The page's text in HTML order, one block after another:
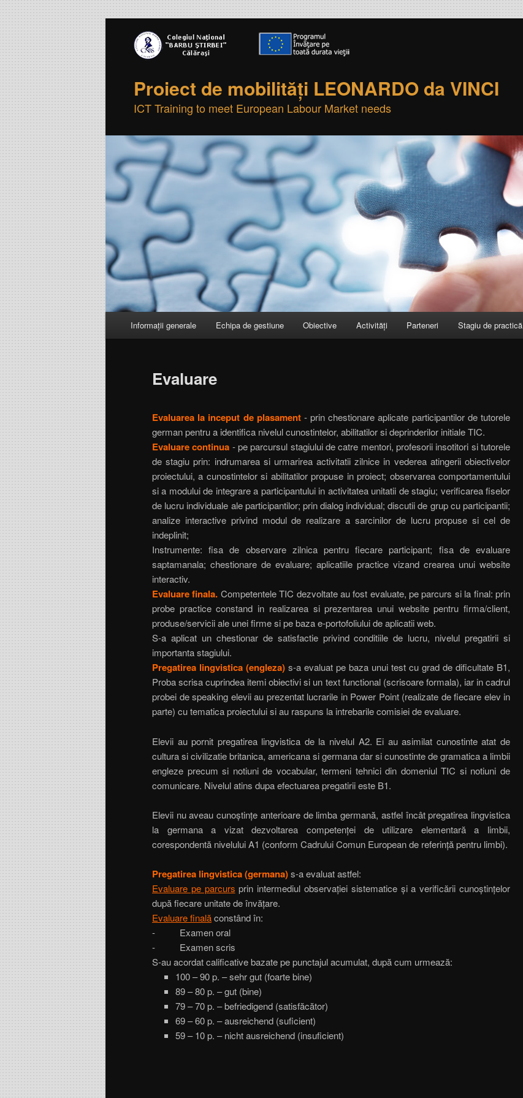
Proiect de mobilități LEONARDO da VINCI
ICT Training to meet European Labour Market needs
Sari la conținutul principal
Sari la conținutul secundar
Informații generale Echipa de gestiune Obiective Activități Parteneri Stagiu de practică
Evaluare
Evaluarea la inceput de plasament- prin chestionare aplicate participantilor de tutorele
german pentru a identifica nivelul cunostintelor, abilitatilor si deprinderilor initiale TIC.
Evaluare continua - pe parcursul stagiului de catre mentori, profesorii insotitori si tutorele
de stagiu prin: indrumarea si urmarirea activitatii zilnice in vederea atingerii obiectivelor
proiectului, a cunostintelor si abilitatilor propuse in proiect; observarea comportamentului
si a modului de integrare a participantului in activitatea unitatii de stagiu; verificarea fiselor
de lucru individuale ale participantilor; prin dialog individual; discutii de grup cu participantii;
analize interactive privind modul de realizare a sarcinilor de lucru propuse si cel de
indeplinit;
Instrumente: fisa de observare zilnica pentru fiecare participant; fisa de evaluare
saptamanala; chestionare de evaluare; aplicatiile practice vizand crearea unui website
interactiv.
Evaluare finala. Competentele TIC dezvoltate au fost evaluate, pe parcurs si la final: prin
probe practice constand in realizarea si prezentarea unui website pentru firma/client,
produse/servicii ale unei firme si pe baza e-portofoliului de aplicatii web.
S-a aplicat un chestionar de satisfactie privind conditiile de lucru, nivelul pregatirii si
importanta stagiului.
Pregatirea lingvistica (engleza) s-a evaluat pe baza unui test cu grad de dificultate B1,
Proba scrisa cuprindea itemi obiectivi si un text functional (scrisoare formala), iar in cadrul
probei de speaking elevii au prezentat lucrarile in Power Point (realizate de fiecare elev in
parte) cu tematica proiectului si au raspuns la intrebarile comisiei de evaluare.
Elevii au pornit pregatirea lingvistica de la nivelul A2. Ei au asimilat cunostinte atat de
cultura si civilizatie britanica, americana si germana dar si cunostinte de gramatica a limbii
engleze precum si notiuni de vocabular, termeni tehnici din domeniul TIC si notiuni de
comunicare. Nivelul atins dupaefectuarea pregatirii este B1.
Elevii nu aveau cunoștințe anterioare de limba germană, astfel încât pregatirea lingvistica
la germana a vizat dezvoltarea competenței de utilizare elementară a limbii,
corespondentă nivelului A1 (conform Cadrului Comun European de referinţă pentru limbi).
Pregatirea lingvistica (germana)s-a evaluat astfel:
Evaluare pe parcurs prin intermediul observației sistematice și a verificării cunoștințelor
după fiecare unitate de învăţare.
Evaluare finalăconstând în:
- Examen oral
- Examen scris
S-au acordat calificative bazate pe punctajul acumulat, după cum urmează:
100 – 90 p. – sehr gut (foarte bine)
89 – 80 p. – gut (bine)
79 – 70 p. – befriedigend (satisfăcător)
69 – 60 p. – ausreichend (suficient)
59 – 10 p. – nicht ausreichend (insuficient)